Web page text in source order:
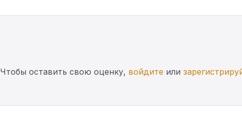
Чтобы оставить свою оценку, войдите или